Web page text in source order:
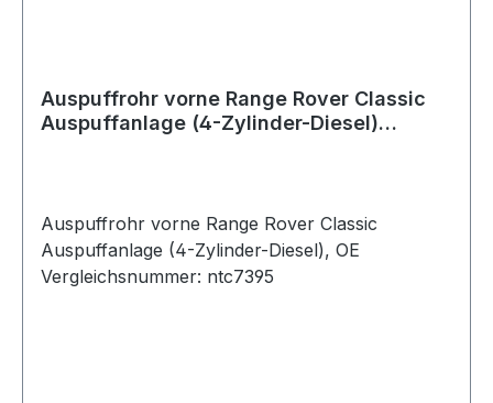
Auspuffrohr vorne Range Rover Classic
Auspuffanlage (4-Zylinder-Diesel)
Auspuffrohr vorne Range Rover Classic
Auspuffanlage (4-Zylinder-Diesel), OE
Vergleichsnummer: ntc7395